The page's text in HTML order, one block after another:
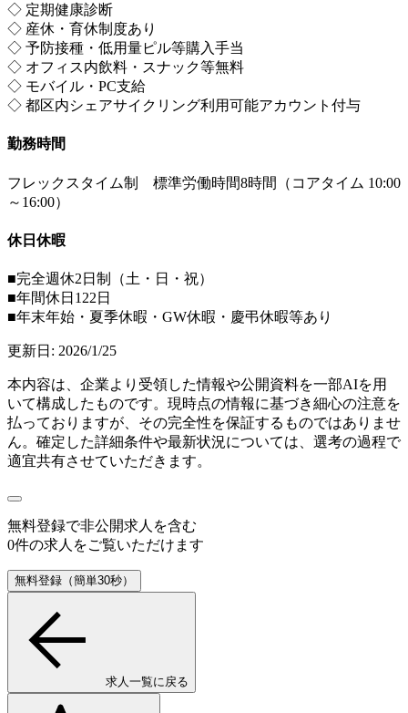
◇ 定期健康診断
◇ 産休・育休制度あり
◇ 予防接種・低用量ピル等購入手当
◇ オフィス内飲料・スナック等無料
◇ モバイル・PC支給
◇ 都区内シェアサイクリング利用可能アカウント付与
勤務時間
フレックスタイム制 標準労働時間8時間（コアタイム 10:00
～16:00）
休日休暇
■完全週休2日制（土・日・祝）
■年間休日122日
■年末年始・夏季休暇・GW休暇・慶弔休暇等あり
更新日: 2026/1/25
本内容は、企業より受領した情報や公開資料を一部AIを用
いて構成したものです。現時点の情報に基づき細心の注意を
払っておりますが、その完全性を保証するものではありませ
ん。確定した詳細条件や最新状況については、選考の過程で
適宜共有させていただきます。
無料登録で非公開求人 を含む
0件の求人をご覧いただけます
無料登録（簡単30秒）
求人一覧に戻る